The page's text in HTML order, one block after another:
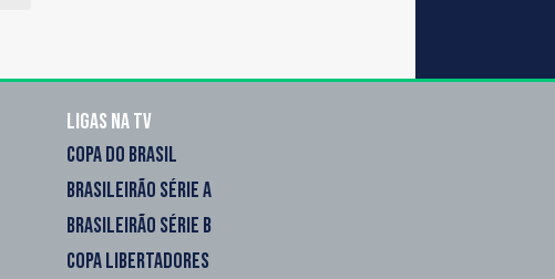
Ligas na TV
COPA DO BRASIL
BRASILEIRÃO SÉRIE A
BRASILEIRÃO SÉRIE B
COPA LIBERTADORES